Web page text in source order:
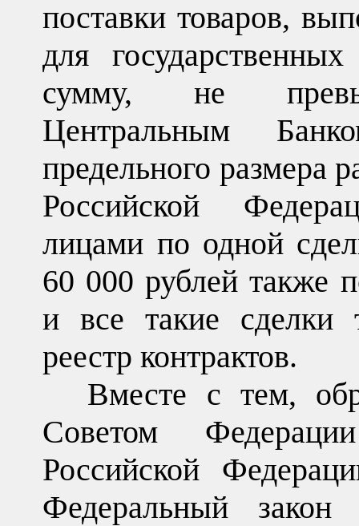
поставки товаров,
для
сумму, не
Центральным
предельного размера
Российской
лицами по одной
60 000 рублей также
и все такие сделки
реестр контрактов.
Вместе с тем,
Советом
Российской
Федеральный